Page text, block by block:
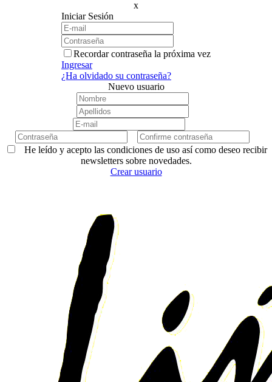
x
Iniciar Sesión
Recordar contraseña la próxima vez
Ingresar
¿Ha olvidado su contraseña?
Nuevo usuario
He leído y acepto las condiciones de uso así como deseo recibir
newsletters sobre novedades.
Crear usuario